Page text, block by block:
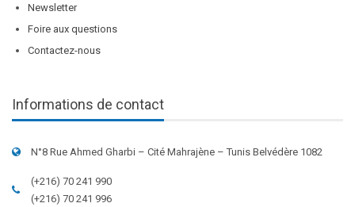
Newsletter
Foire aux questions
Contactez-nous
Informations de contact
N°8 Rue Ahmed Gharbi – Cité Mahrajène – Tunis Belvédère 1082
(+216) 70 241 990
(+216) 70 241 996